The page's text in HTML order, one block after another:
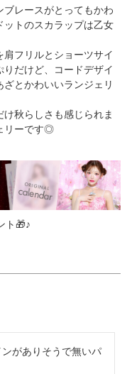
レースがとってもかわ
ットのスカラップは乙女
フリルとショーツサイ
りだけど、コードデザイ
とかわいいランジェリ
秋らしさも感じられま
リーです◎
ト🎁♪
がありそうで無いパ